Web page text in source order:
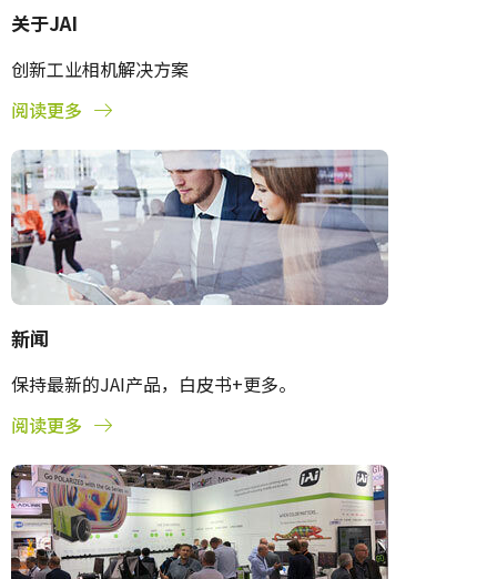
关于JAI
创新工业相机解决方案
阅读更多
新闻
保持最新的JAI产品，白皮书+更多。
阅读更多